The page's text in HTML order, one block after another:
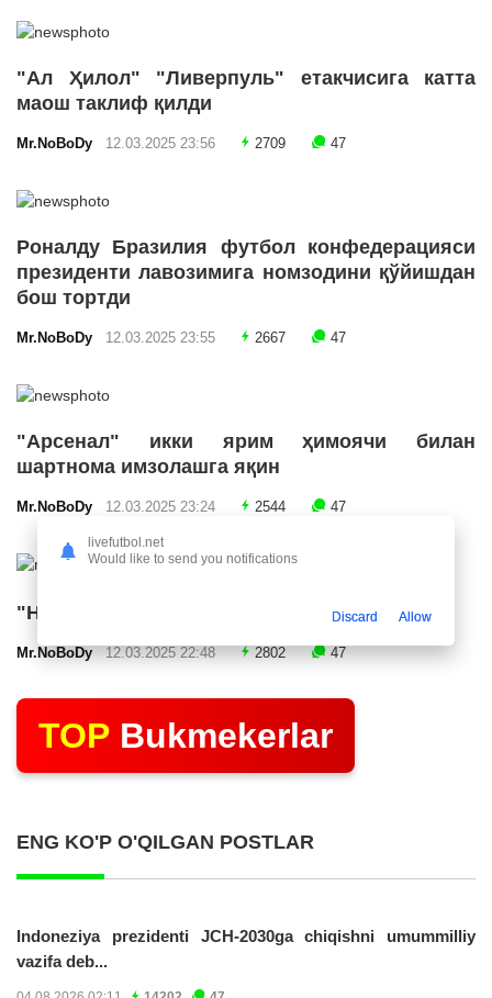
"Ал Ҳилол" "Ливерпуль" етакчисига катта
маош таклиф қилди
Mr.NoBoDy 12.03.2025 23:56 2709 47
Роналду Бразилия футбол конфедерацияси
президенти лавозимига номзодини қўйишдан
бош тортди
Mr.NoBoDy 12.03.2025 23:55 2667 47
"Арсенал" икки ярим ҳимоячи билан
шартнома имзолашга яқин
Mr.NoBoDy 12.03.2025 23:24 2544 47
"Нефтчи" тақдимот маросими ўтказди
Mr.NoBoDy 12.03.2025 22:48 2802 47
TOP Bukmekerlar
ENG KO'P O'QILGAN POSTLAR
Indoneziya prezidenti JCH-2030ga chiqishni umummilliy
vazifa deb...
livefutbol.net
Would like to send you notifications
Discard Allow